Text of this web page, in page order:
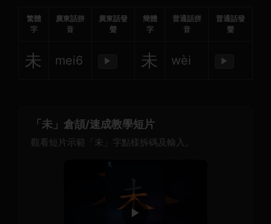
繁體
字
廣東話拼
音
廣東話發
聲
簡體
字
普通話拼
音
普通話發
聲
未 mei6 ▶ 未 wèi ▶
「未」倉頡/速成教學短片
觀看短片示範「未」字點樣拆碼及輸入。
▶